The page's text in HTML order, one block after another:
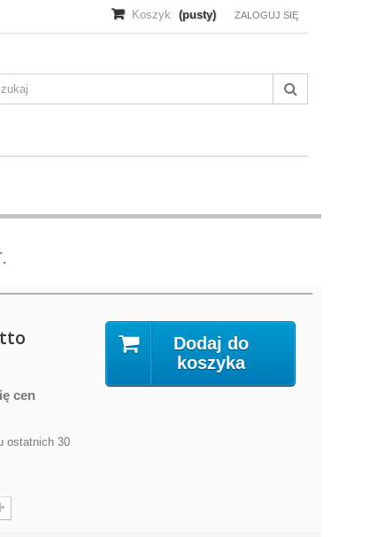
ZALOGUJ SIĘ
Koszyk (pusty)
cen
ostatnich 30
Dodaj do
koszyka